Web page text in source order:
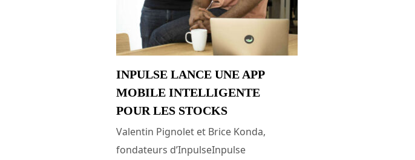
INPULSE LANCE UNE APP
MOBILE INTELLIGENTE
POUR LES STOCKS
Valentin Pignolet et Brice Konda,
fondateurs d’InpulseInpulse